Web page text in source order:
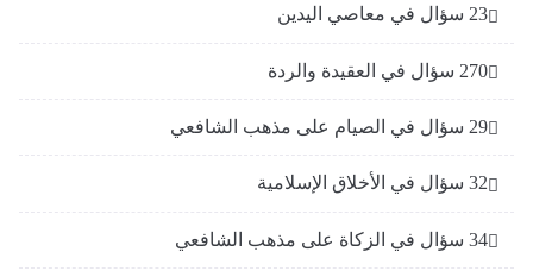
23 سؤال في معاصي اليدين
270 سؤال في العقيدة والردة
29 سؤال في الصيام على مذهب الشافعي
32 سؤال في الأخلاق الإسلامية
34 سؤال في الزكاة على مذهب الشافعي